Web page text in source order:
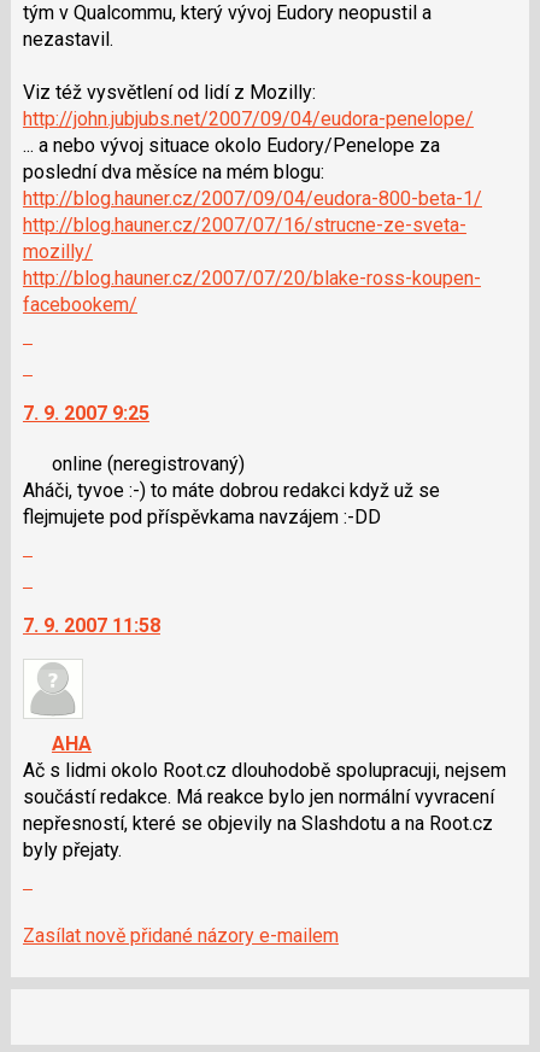
tým v Qualcommu, který vývoj Eudory neopustil a
nezastavil.
Viz též vysvětlení od lidí z Mozilly:
http://john.jubjubs.net/2007/09/04/eudora-penelope/
... a nebo vývoj situace okolo Eudory/Penelope za
poslední dva měsíce na mém blogu:
http://blog.hauner.cz/2007/09/04/eudora-800-beta-1/
http://blog.hauner.cz/2007/07/16/strucne-ze-sveta-
mozilly/
http://blog.hauner.cz/2007/07/20/blake-ross-koupen-
facebookem/
další
názor.
K
navigaci
klávesy
N
pro
následující
a
P
pro
předchozí
nový
názor
7. 9. 2007 9:25
online (neregistrovaný)
Aháči, tyvoe :-) to máte dobrou redakci když už se
flejmujete pod příspěvkama navzájem :-DD
další
nový
názor.
navigaci
lze
použít
i
klávesy
N
a
P
7. 9. 2007 11:58
AHA
Ač s lidmi okolo Root.cz dlouhodobě spolupracuji, nejsem
součástí redakce. Má reakce bylo jen normální vyvracení
nepřesností, které se objevily na Slashdotu a na Root.cz
byly přejaty.
vlákno
Zasílat nově přidané názory e-mailem